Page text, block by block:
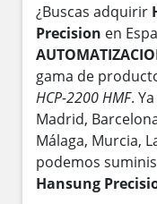
¿Buscas adquirir
Precision en
gama de
HCP-2200 HMF.
Madrid,
Málaga, Murcia,
podemos
Hansung